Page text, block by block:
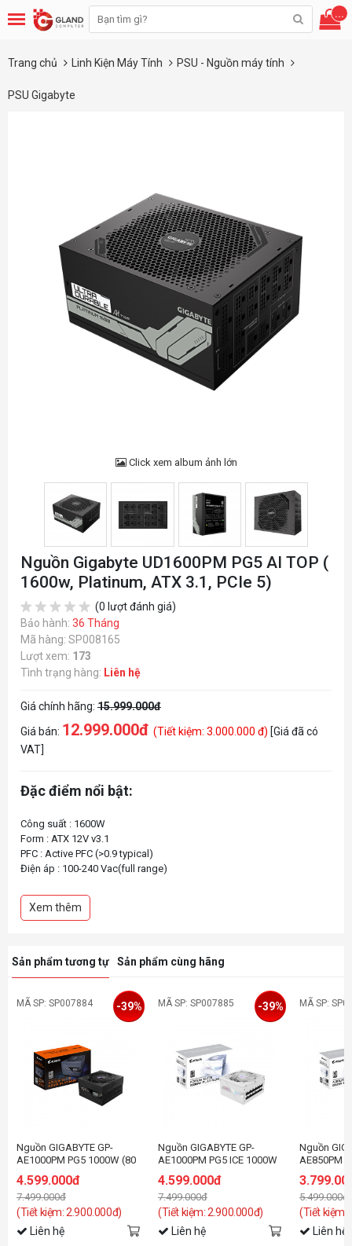
...
Trang chủ Linh Kiện Máy Tính PSU - Nguồn máy tính
PSU Gigabyte
Click xem album ảnh lớn
Nguồn Gigabyte UD1600PM PG5 AI TOP (
1600w, Platinum, ATX 3.1, PCIe 5)
(0 lượt đánh giá)
Bảo hành: 36 Tháng
Mã hàng: SP008165
Lượt xem: 173
Tình trạng hàng: Liên hệ
Giá chính hãng: 15.999.000đ
Giá bán: 12.999.000đ (Tiết kiệm: 3.000.000 đ) [Giá đã có
VAT]
Đặc điểm nổi bật:
Công suất : 1600W
Form : ATX 12V v3.1
PFC : Active PFC (>0.9 typical)
Điện áp : 100-240 Vac(full range)
Hiệu suất : 92%
Xem thêm
Sản phẩm tương tự Sản phẩm cùng hãng
MÃ SP: SP007884
Nguồn GIGABYTE GP-
AE1000PM PG5 1000W (80
4.599.000đ
7.499.000đ
(Tiết kiệm: 2.900.000đ)
-39%
Liên hệ
MÃ SP: SP007885
Nguồn GIGABYTE GP-
AE1000PM PG5 ICE 1000W
Trắng)
4.599.000đ
7.499.000đ
(Tiết kiệm: 2.900.000đ)
-39%
Liên hệ
MÃ SP:
Nguồn
AE850PM
Trắng)
5.499.000đ
(Tiết kiệm:
Liên hệ